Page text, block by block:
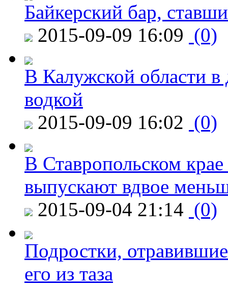
Байкерский бар,
2015-09-09 16:09 (0)
В Калужской области в
водкой
2015-09-09 16:02 (0)
В Ставропольском
выпускают вдвое
2015-09-04 21:14 (0)
Подростки,
его из таза